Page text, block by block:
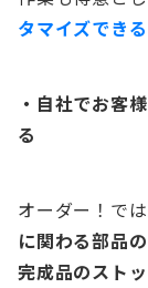
タマイズでき
・自社でお客
る
オーダー！で
に関わる部品
完成品のスト